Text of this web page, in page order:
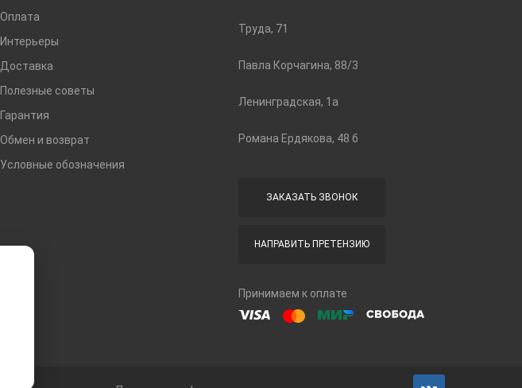
Оплата
Интерьеры
Доставка
Полезные советы
Гарантия
Обмен и возврат
Условные обозначения
Труда, 71
Павла Корчагина, 88/3
Ленинградская, 1а
Романа Ердякова, 48 б
ЗАКАЗАТЬ ЗВОНОК
НАПРАВИТЬ ПРЕТЕНЗИЮ
Принимаем к оплате